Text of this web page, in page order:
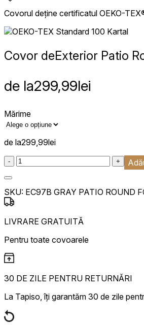
Covorul deține certificatul OEKO-
Covor deExterior Patio
de la299,99lei
Mărime
de la299,99lei
:product_name quantity
- +
SKU: EC97B GRAY PATIO ROUND
LIVRARE GRATUITĂ
Pentru toate covoarele
30 DE ZILE PENTRU RETURNĂRI
La Tapiso, îți garantăm 30 de zile